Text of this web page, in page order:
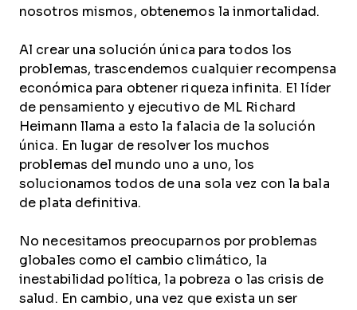
nosotros mismos, obtenemos la inmortalidad.
Al crear una solución única para todos los
problemas, trascendemos cualquier recompensa
económica para obtener riqueza infinita. El líder
de pensamiento y ejecutivo de ML Richard
Heimann llama a esto la falacia de la solución
única. En lugar de resolver los muchos
problemas del mundo uno a uno, los
solucionamos todos de una sola vez con la bala
de plata definitiva.
No necesitamos preocuparnos por problemas
globales como el cambio climático, la
inestabilidad política, la pobreza o las crisis de
salud. En cambio, una vez que exista un ser